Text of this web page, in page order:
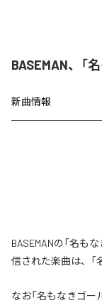
BASEMAN、「
新曲情報
BASEMANの「名も
信された楽曲は、「
なお「名もなきゴー